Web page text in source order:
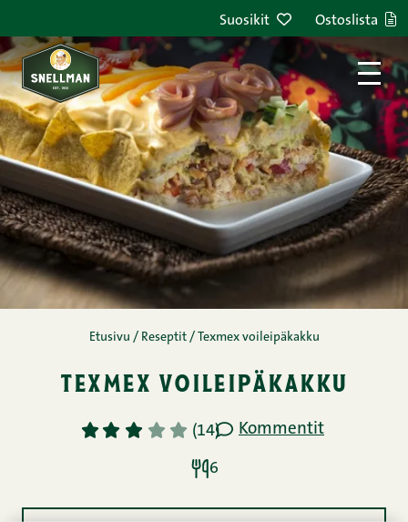
Suosikit Ostoslista
Etusivu / Reseptit / Texmex voileipäkakku
texmex voileipäkakku
1 2 3 4 5 (14) Kommentit
6